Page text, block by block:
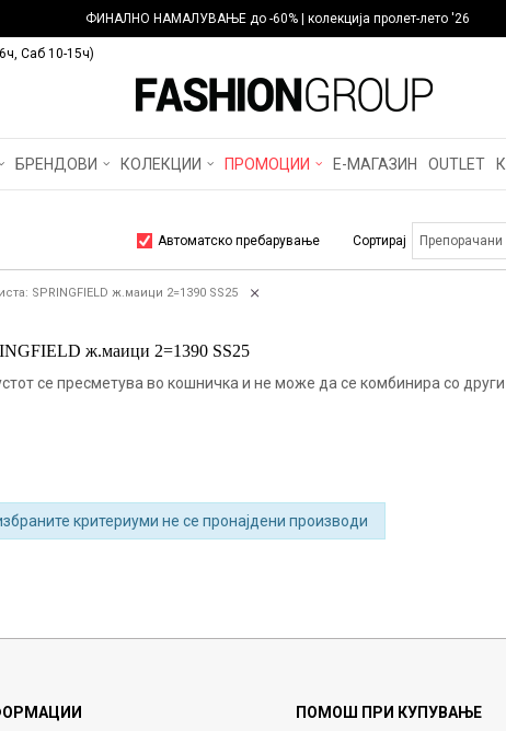
ФИНАЛНО НАМАЛУВАЊЕ до -60% | колекција пролет-лето '26
Саб 10-15ч)
БРЕНДОВИ КОЛЕКЦИИ ПРОМОЦИИ Е-МАГАЗИН OUTLET
Автоматско пребарување Сортирај
SPRINGFIELD ж.маици 2=1390 SS25
ж.маици 2=1390 SS25
се пресметува во кошничка и не може да се комбинира со
критериуми не се пронајдени производи
ПОМОШ ПРИ КУПУВАЊЕ